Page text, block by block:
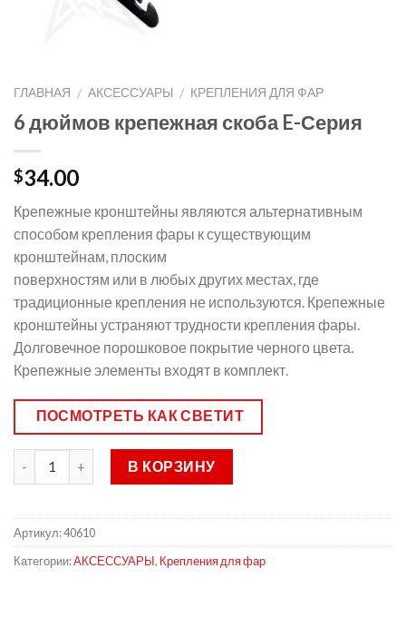
ГЛАВНАЯ / АКСЕССУАРЫ / КРЕПЛЕНИЯ ДЛЯ ФАР
6 дюймов крепежная скоба E-Серия
$34.00
Крепежные кронштейны являются альтернативным
способом крепления фары к существующим
кронштейнам, плоским
поверхностям или в любых других местах, где
традиционные крепления не используются. Крепежные
кронштейны устраняют трудности крепления фары.
Долговечное порошковое покрытие черного цвета.
Крепежные элементы входят в комплект.
ПОСМОТРЕТЬ КАК СВЕТИТ
В КОРЗИНУ
Артикул:40610
Категории:АКСЕССУАРЫ, Крепления для фар